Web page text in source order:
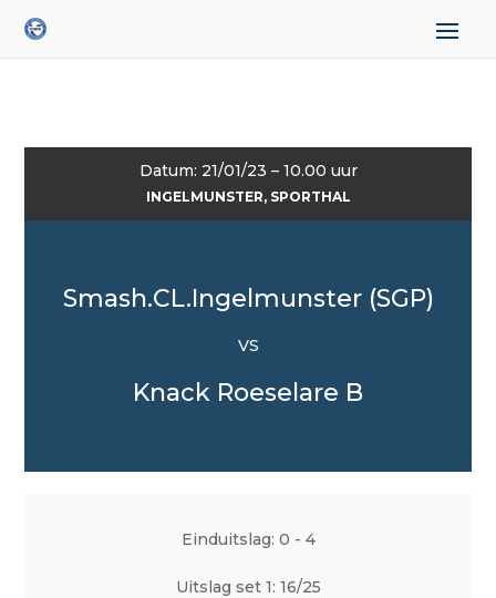
Datum: 21/01/23 – 10.00 uur
INGELMUNSTER, SPORTHAL
Smash.CL.Ingelmunster (SGP)
VS
Knack Roeselare B
Einduitslag: 0 - 4
Uitslag set 1: 16/25